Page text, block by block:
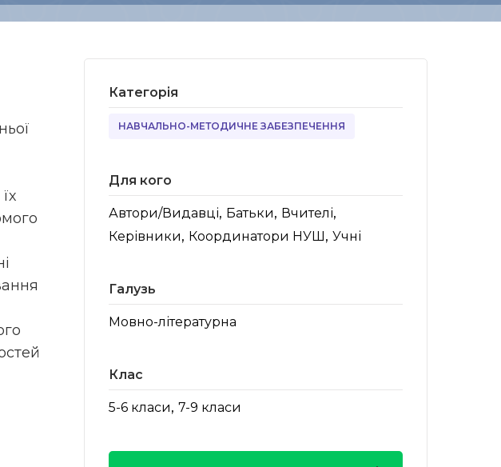
Категорія
НАВЧАЛЬНО-МЕТОДИЧНЕ ЗАБЕЗПЕЧЕННЯ
Для кого
Автори/Видавці, Батьки, Вчителі,
Керівники, Координатори НУШ, Учні
Галузь
Мовно-літературна
Клас
5-6 класи, 7-9 класи